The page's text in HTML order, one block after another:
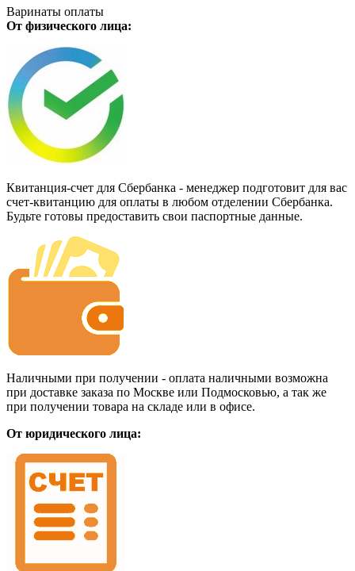
Варинаты оплаты
От физического лица:
Квитанция-счет для Сбербанка - менеджер подготовит для вас
счет-квитанцию для оплаты в любом отделении Сбербанка.
Будьте готовы предоставить свои паспортные данные.
Наличными при получении - оплата наличными возможна
при доставке заказа по Москве или Подмосковью, а так же
при получении товара на складе или в офисе.
От юридического лица: